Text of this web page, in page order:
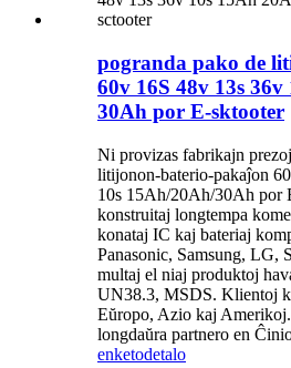
pogranda pako de
60v 16S 48v 13s
30Ah por E-sktooter
Ni provizas fabrikajn
litijonon-baterio-pakaĵon
10s 15Ah/20Ah/30Ah por
konstruitaj longtempa
konataj IC kaj bateriaj
Panasonic, Samsung, LG,
multaj el niaj produktoj
UN38.3, MSDS. Klientoj
Eŭropo, Azio kaj
longdaŭra partnero en
enketodetalo